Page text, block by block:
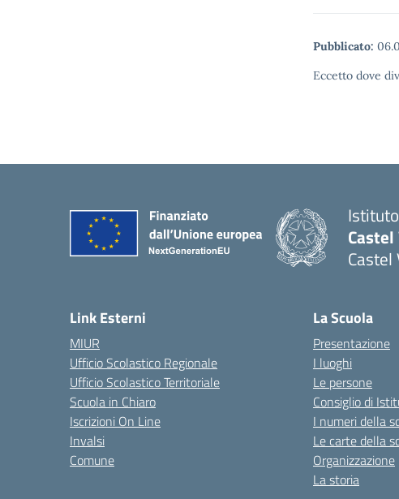
Pubblicato:
Eccetto dove
Castel
Link Esterni
MIUR
Ufficio Scolastico Regionale
Ufficio Scolastico Territoriale
Scuola in Chiaro
Iscrizioni On Line
Invalsi
Comune
La Scuola
Presentazione
I luoghi
Le persone
Consiglio di
I numeri della
Le carte della
Organizzazione
La storia